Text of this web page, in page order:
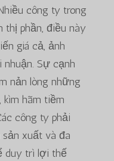
công ty trong
thị phần, điều này
giá cả, ảnh
Sự cạnh
nản lòng những
kìm hãm tiềm
công ty phải
xuất và đa
duy trì lợi thế